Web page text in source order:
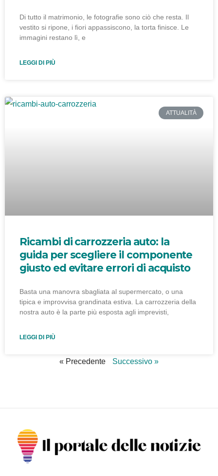
Di tutto il matrimonio, le fotografie sono ciò che resta. Il
vestito si ripone, i fiori appassiscono, la torta finisce. Le
immagini restano lì, e
LEGGI DI PIÙ
ATTUALITÀ
Ricambi di carrozzeria auto: la
guida per scegliere il componente
giusto ed evitare errori di acquisto
Basta una manovra sbagliata al supermercato, o una
tipica e improvvisa grandinata estiva. La carrozzeria della
nostra auto è la parte più esposta agli imprevisti,
LEGGI DI PIÙ
« Precedente Successivo »